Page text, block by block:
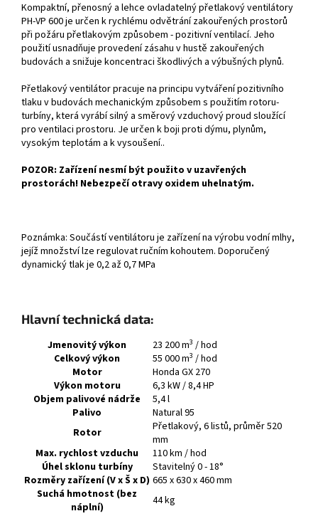
Kompaktní, přenosný a lehce ovladatelný přetlakový ventilátory
PH-VP 600 je určen k rychlému odvětrání zakouřených prostorů
při požáru přetlakovým způsobem - pozitivní ventilací. Jeho
použití usnadňuje provedení zásahu v hustě zakouřených
budovách a snižuje koncentraci škodlivých a výbušných plynů.
Přetlakový ventilátor pracuje na principu vytváření pozitivního
tlaku v budovách mechanickým způsobem s použitím rotoru-
turbíny, která vyrábí silný a směrový vzduchový proud sloužící
pro ventilaci prostoru. Je určen k boji proti dýmu, plynům,
vysokým teplotám a k vysoušení..
POZOR: Zařízení nesmí být použito v uzavřených
prostorách! Nebezpečí otravy oxidem uhelnatým.
Poznámka: Součástí ventilátoru je zařízení na výrobu vodní mlhy,
jejíž množství lze regulovat ručním kohoutem. Doporučený
dynamický tlak je 0,2 až 0,7 MPa
Hlavní technická data:
Jmenovitý výkon 23 200 m3 / hod
Celkový výkon
55 000 m3 / hod
Motor
Honda GX 270
Výkon motoru
6,3 kW / 8,4 HP
Objem palivové nádrže
5,4 l
Palivo
Natural 95
Rotor
Přetlakový, 6 listů, průměr 520
mm
Max. rychlost vzduchu
110 km / hod
Úhel sklonu turbíny
Stavitelný 0 - 18°
Rozměry zařízení (V x Š x D) 665 x 630 x 460 mm
Suchá hmotnost (bez
náplní)
44 kg